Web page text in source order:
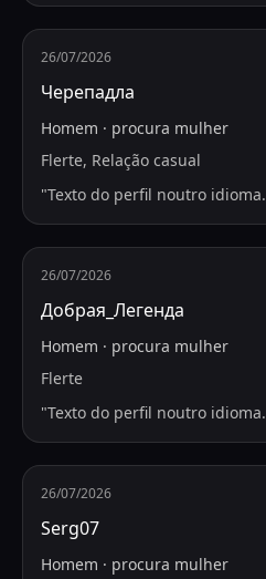
26/07/2026
Черепадла
Homem · procura mulher
Flerte, Relação casual
"Texto do perfil noutro idioma.
26/07/2026
Добрая_Легенда
Homem · procura mulher
Flerte
"Texto do perfil noutro idioma.
26/07/2026
Serg07
Homem · procura mulher